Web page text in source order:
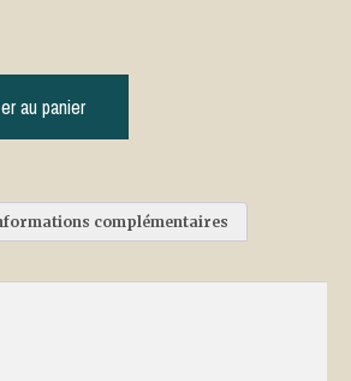
au panier
complémentaires